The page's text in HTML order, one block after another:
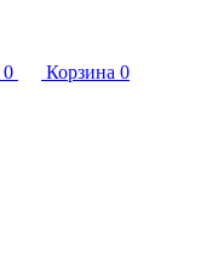
0 Корзина 0